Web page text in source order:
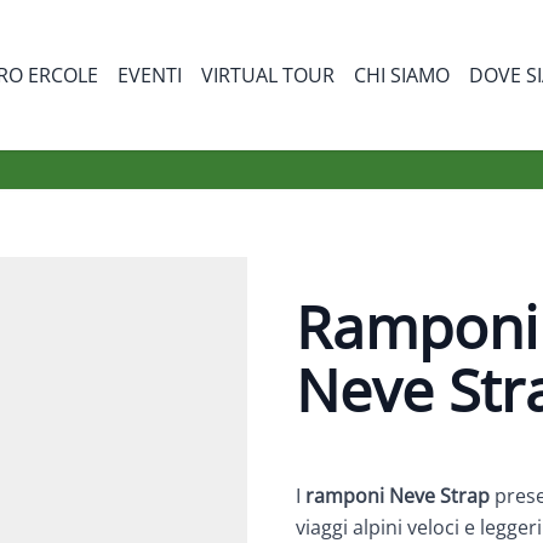
for Prodotti
ERCOLE EVENTI VIRTUAL TOUR CHI SIAMO DOVE
Neve
I ramponi Neve Strap
viaggi alpini veloci e leggeri